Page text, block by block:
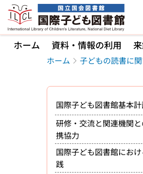
本文へ移動
ホーム 資料・情報の利用
ホーム 子どもの読書に
国際子ども図書館基本
研修・交流と関連機関
携協力
国際子ども図書館にお
践